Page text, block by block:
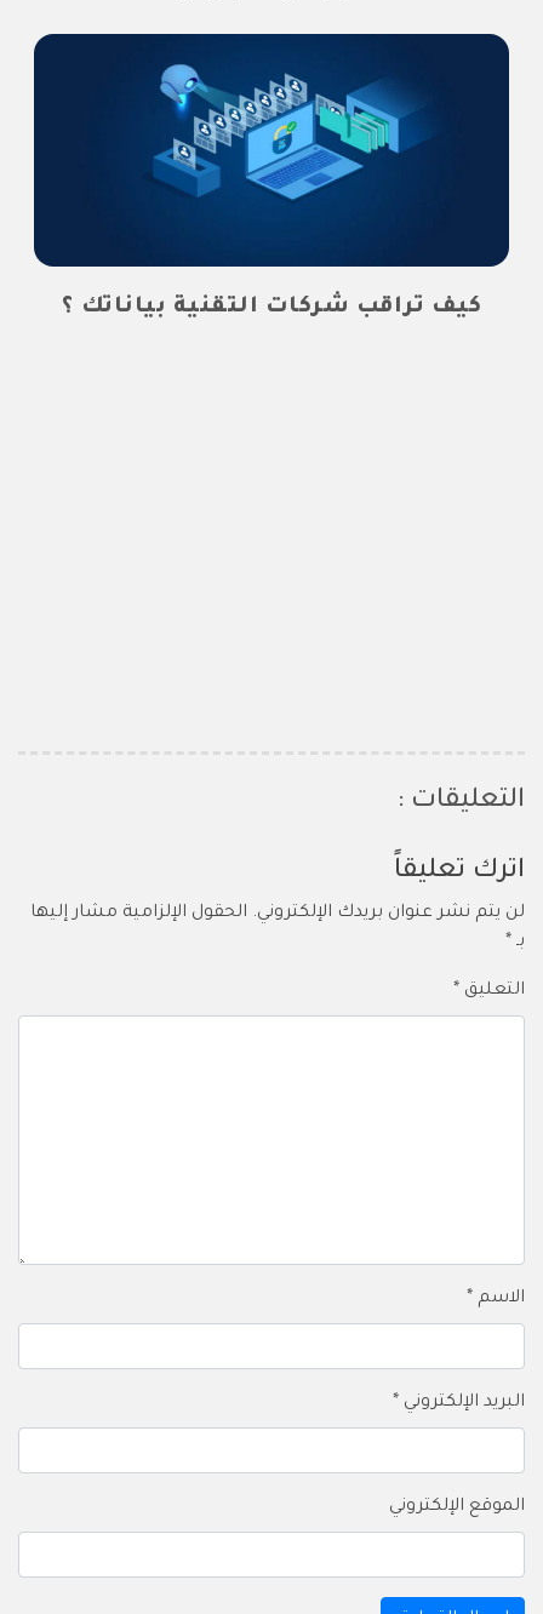
كيف تراقب شركات التقنية بياناتك ؟
التعليقات :
اترك تعليقاً
لن يتم نشر عنوان بريدك الإلكتروني. الحقول الإلزامية مشار إليها
بـ *
التعليق *
الاسم *
البريد الإلكتروني *
الموقع الإلكتروني